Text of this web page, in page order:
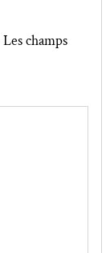
Les champs